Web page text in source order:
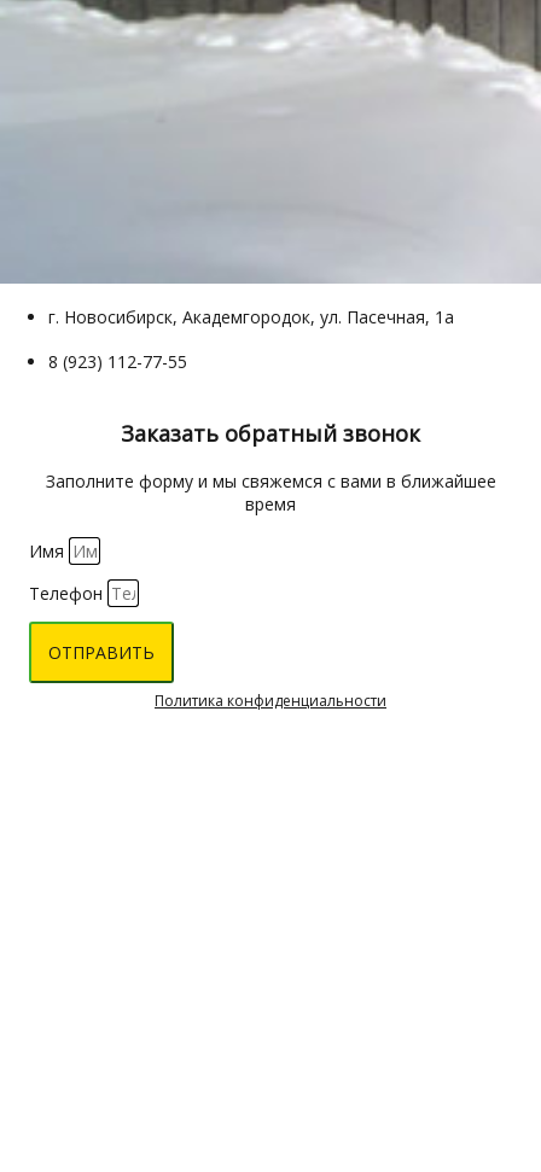
г. Новосибирск, Академгородок, ул. Пасечная, 1а
8 (923) 112-77-55
Заказать обратный звонок
Заполните форму и мы свяжемся с вами в ближайшее
время
Имя
Телефон
ОТПРАВИТЬ
Политика конфиденциальности